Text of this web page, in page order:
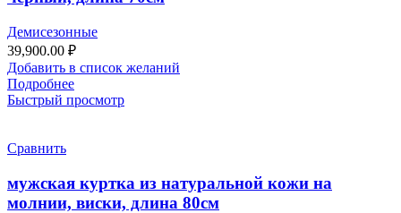
Демисезонные
39,900.00 ₽
Добавить в список желаний
Подробнее
Быстрый просмотр
Сравнить
мужская куртка из натуральной кожи на
молнии, виски, длина 80см